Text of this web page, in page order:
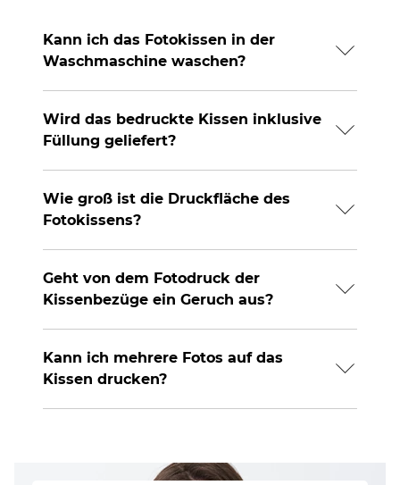
Kann ich das Fotokissen in der
Waschmaschine waschen?
Wird das bedruckte Kissen inklusive
Füllung geliefert?
Wie groß ist die Druckfläche des
Fotokissens?
Geht von dem Fotodruck der
Kissenbezüge ein Geruch aus?
Kann ich mehrere Fotos auf das
Kissen drucken?